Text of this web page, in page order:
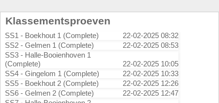
Klassementsproeven
SS1 - Boekhout 1 (Complete)
22-02-2025 08:32
SS2 - Gelmen 1 (Complete)
22-02-2025 08:53
SS3 - Halle-Booienhoven 1
(Complete)
22-02-2025 10:05
SS4 - Gingelom 1 (Complete)
22-02-2025 10:33
SS5 - Boekhout 2 (Complete)
22-02-2025 12:26
SS6 - Gelmen 2 (Complete)
22-02-2025 12:47